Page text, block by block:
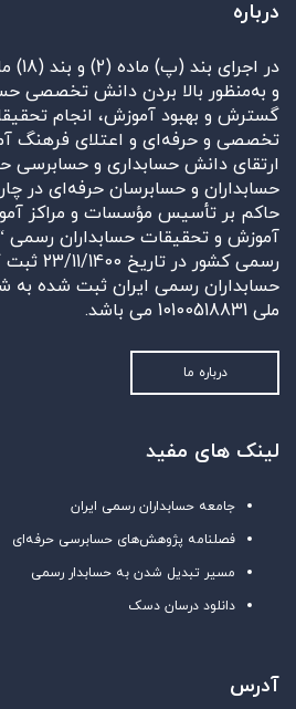
درباره
و به‌منظور بالا بردن دانش تخصصی
گسترش و بهبود آموزش، انجام
تخصصی و حرفه‌ای و اعتلای فرهنگ
ارتقای دانش حسابداری و حسابرسی
حسابداران و حسابرسان حرفه‌ای در
حاکم بر تأسیس مؤسسات و مراکز
آموزش و تحقیقات حسابداران رسمی
رسمی
ملی 10100518831 می باشد.
درباره ما
لینک های مفید
جامعه حسابداران رسمی ایران
فصلنامه پژوهش‌های حسابرسی حرفه‌ای
مسیر تبدیل شدن به حسابدار رسمی
دانلود درسان دسک
آدرس